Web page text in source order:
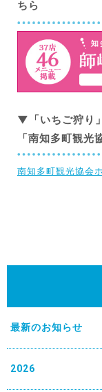
ちら
▼「いちご狩り
「南知多町観光
南知多町観光協会
最新のお知らせ
2026